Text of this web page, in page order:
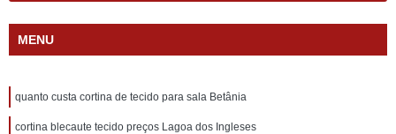
MENU
quanto custa cortina de tecido para sala Betânia
cortina blecaute tecido preços Lagoa dos Ingleses